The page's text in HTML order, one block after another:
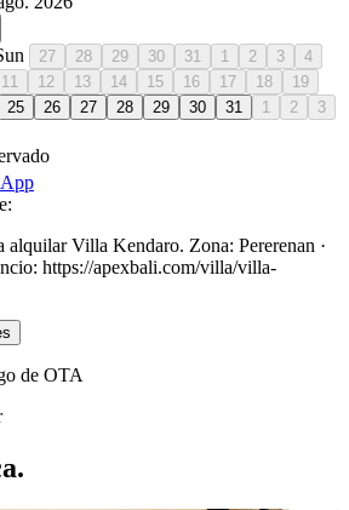
27 28 29 30 31 1 2 3
4
11 12 13 14 15 16 17 18
19
25 26 27 28 29 30 31 1 2
3
alquilar Villa Kendaro. Zona: Pererenan ·
https://apexbali.com/villa/villa-
de OTA